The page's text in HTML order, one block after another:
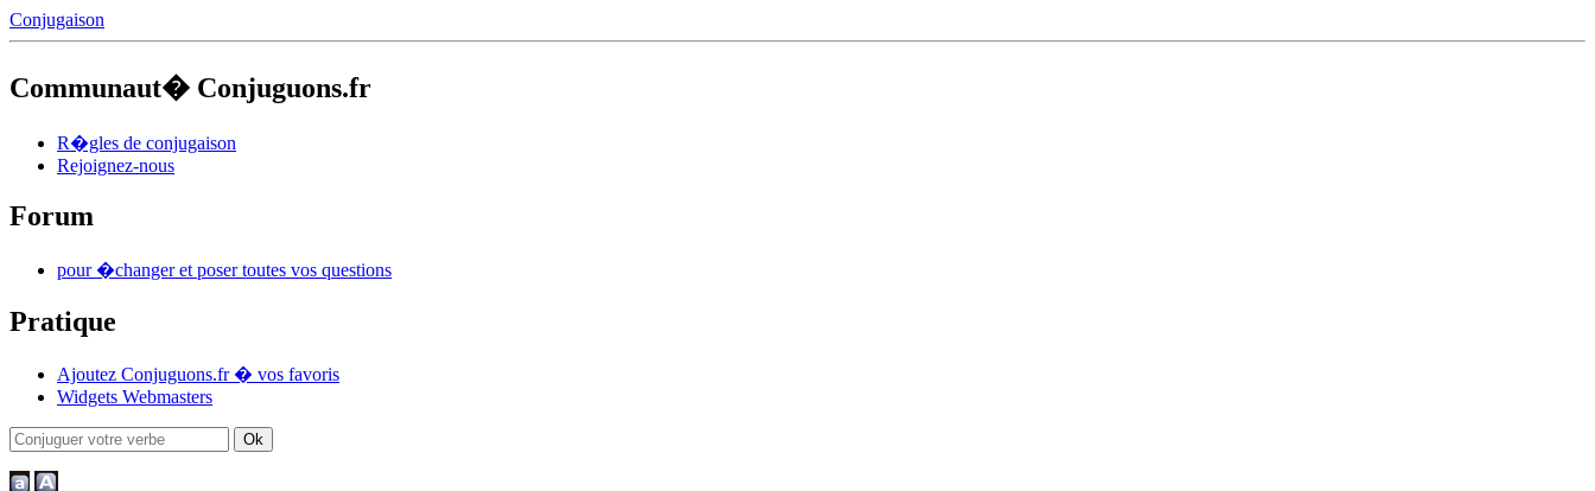
Conjugaison
Communaut� Conjuguons.fr
R�gles de conjugaison
Rejoignez-nous
Forum
pour �changer et poser toutes vos questions
Pratique
Ajoutez Conjuguons.fr � vos favoris
Widgets Webmasters